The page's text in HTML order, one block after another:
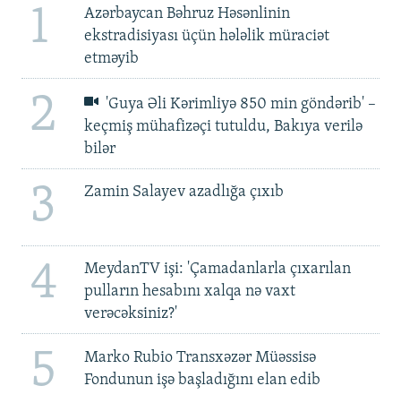
1
Azərbaycan Bəhruz Həsənlinin
ekstradisiyası üçün hələlik müraciət
etməyib
2
'Guya Əli Kərimliyə 850 min göndərib' –
keçmiş mühafizəçi tutuldu, Bakıya verilə
bilər
3 Zamin Salayev azadlığa çıxıb
4
MeydanTV işi: 'Çamadanlarla çıxarılan
pulların hesabını xalqa nə vaxt
verəcəksiniz?'
5
Marko Rubio Transxəzər Müəssisə
Fondunun işə başladığını elan edib